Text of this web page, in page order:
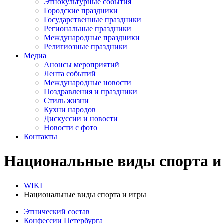
Этнокультурные события
Городские праздники
Государственные праздники
Региональные праздники
Международные праздники
Религиозные праздники
Медиа
Анонсы мероприятий
Лента событий
Международные новости
Поздравления и праздники
Cтиль жизни
Кухни народов
Дискуссии и новости
Новости с фото
Контакты
Национальные виды спорта
WIKI
Национальные виды спорта и игры
Этнический состав
Конфессии Петербурга